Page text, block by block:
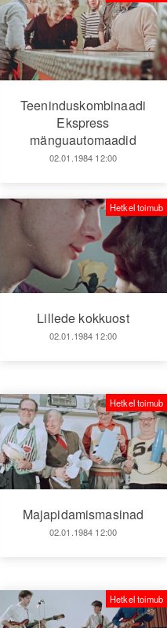
Teeninduskombinaadi
Ekspress
mänguautomaadid
02.01.1984 12:00
Lillede kokkuost
02.01.1984 12:00
Hetkel toimub
Majapidamismasinad
02.01.1984 12:00
Hetkel toimub
Hetkel toimub